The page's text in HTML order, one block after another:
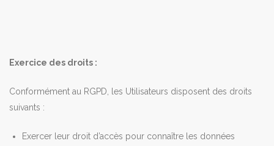
Exercice des droits :
Conformément au RGPD, les Utilisateurs disposent des droits
suivants :
Exercer leur droit d’accès pour connaître les données